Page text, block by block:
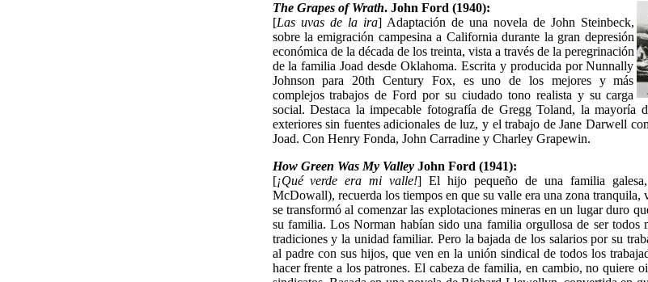
The Grapes of Wrath. John Ford (1940):
[Las uvas de la ira] Adaptación de una novela de John Steinbeck,
sobre la emigración campesina a California durante la gran depresión
económica de la década de los treinta, vista a través de la peregrinación
de la familia Joad desde Oklahoma. Escrita y producida por Nunnally
Johnson para 20th Century Fox, es uno de los mejores y más
complejos trabajos de Ford por su ciudado tono realista y su carga
social. Destaca la impecable fotografía de Gregg Toland, la mayoría
exteriores sin fuentes adicionales de luz, y el trabajo de Jane Darwell
Joad. Con Henry Fonda, John Carradine y Charley Grapewin.
How Green Was My ValleyJohn Ford (1941):
[¡Qué verde era mi valle!] El hijo pequeño de una familia
McDowall), recuerda los tiempos en que su valle era una zona tranquila,
se transformó al comenzar las explotaciones mineras en un lugar duro
su familia. Los Norman habían sido una familia orgullosa de ser todos
tradiciones y la unidad familiar. Pero la bajada de los salarios por su
al padre con sus hijos, que ven en la unión sindical de todos los
hacer frente a los patrones. El cabeza de familia, en cambio, no quiere